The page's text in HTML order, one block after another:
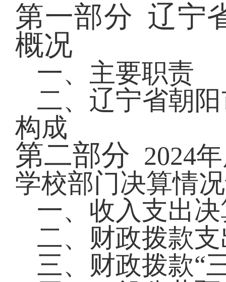
第一部分 辽宁
概况
一、 主要职责
二、 辽宁省朝
构成
第二部分 2024
学校部门决算情
一、收入支出
二、财政拨款
三、财政拨款“